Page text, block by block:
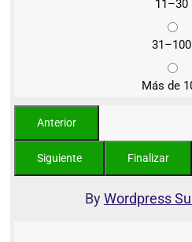
11–30
31–100
Más de
ByWordpress